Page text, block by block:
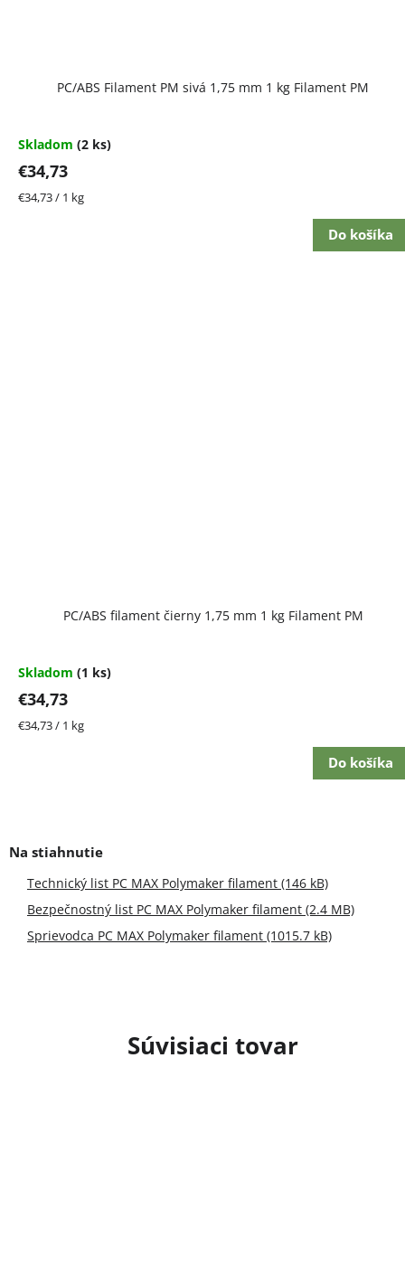
Súvisiaci tovar
PC/ABS Filament PM sivá 1,75 mm 1 kg Filament PM
Skladom (2 ks)
€34,73
Jednotková
€34,73 / 1 kg
Do košíka
PC/ABS filament čierny 1,75 mm 1 kg Filament PM
Skladom (1 ks)
€34,73
Jednotková
€34,73 / 1 kg
Do košíka
Technický list PC MAX Polymaker filament (146 kB)
Bezpečnostný list PC MAX Polymaker filament (2.4 MB)
Sprievodca PC MAX Polymaker filament (1015.7 kB)